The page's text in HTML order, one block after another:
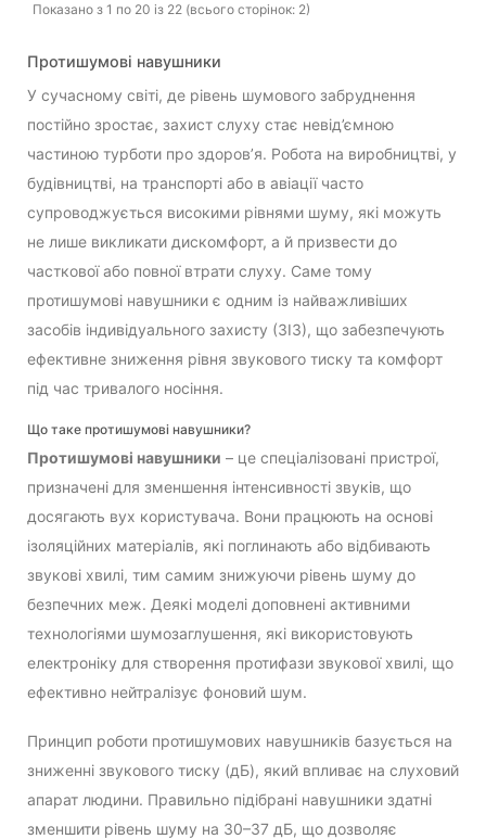
Показано з 1 по 20 із 22 (всього сторінок: 2)
Протишумові навушники
У сучасному світі, де рівень шумового забруднення
постійно зростає, захист слуху стає невід’ємною
частиною турботи про здоров’я. Робота на виробництві, у
будівництві, на транспорті або в авіації часто
супроводжується високими рівнями шуму, які можуть
не лише викликати дискомфорт, а й призвести до
часткової або повної втрати слуху. Саме тому
протишумові навушники є одним із найважливіших
засобів індивідуального захисту (ЗІЗ), що забезпечують
ефективне зниження рівня звукового тиску та комфорт
під час тривалого носіння.
Що таке протишумові навушники?
Протишумові навушники – це спеціалізовані пристрої,
призначені для зменшення інтенсивності звуків, що
досягають вух користувача. Вони працюють на основі
ізоляційних матеріалів, які поглинають або відбивають
звукові хвилі, тим самим знижуючи рівень шуму до
безпечних меж. Деякі моделі доповнені активними
технологіями шумозаглушення, які використовують
електроніку для створення протифази звукової хвилі, що
ефективно нейтралізує фоновий шум.
Принцип роботи протишумових навушників базується на
зниженні звукового тиску (дБ), який впливає на слуховий
апарат людини. Правильно підібрані навушники здатні
зменшити рівень шуму на 30–37 дБ, що дозволяє